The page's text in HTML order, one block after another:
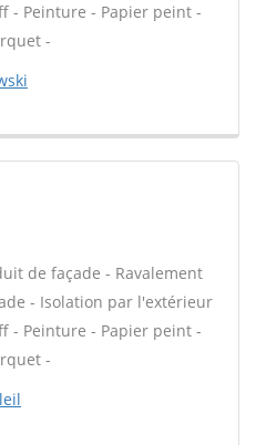
- Peinture - Papier peint -
-
de façade - Ravalement
- Isolation par l'extérieur
- Peinture - Papier peint -
-